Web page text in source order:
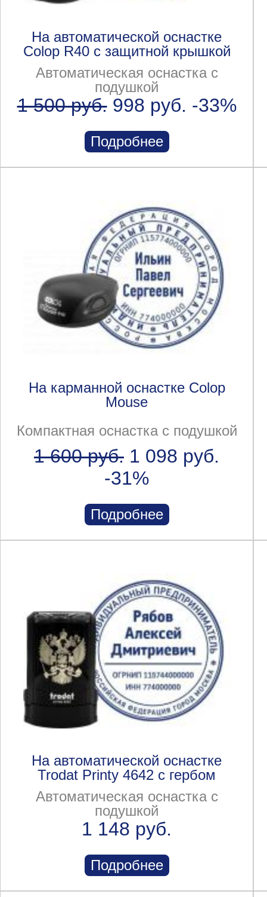
На автоматической оснастке
Colop R40 с защитной крышкой
Автоматическая оснастка с
подушкой
1 500 руб.998 руб. -33%
Подробнее
На карманной оснастке Colop
Mouse
Компактная оснастка с подушкой
1 600 руб. 1 098 руб.
-31%
Подробнее
На автоматической оснастке
Trodat Printy 4642 с гербом
Автоматическая оснастка с
подушкой
1 148 руб.
Подробнее